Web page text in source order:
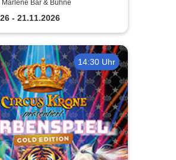
Marlene Bar & Bühne
- 21.11.2026
14:30 Uhr